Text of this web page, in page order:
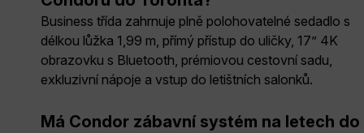
Business třída zahrnuje plně polohovatelné sedadlo s
délkou lůžka 1,99 m, přímý přístup do uličky, 17” 4K
obrazovku s Bluetooth, prémiovou cestovní sadu,
exkluzivní nápoje a vstup do letištních salonků.
Má Condor zábavní systém na letech do